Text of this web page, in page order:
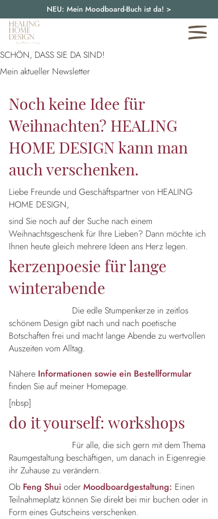
NEU: Mein Moodboard-Buch ist da! >
SCHÖN, DASS SIE DA SIND!
Mein aktueller Newsletter
Noch keine Idee für
Weihnachten? HEALING
HOME DESIGN kann man
auch verschenken.
Liebe Freunde und Geschäftspartner von HEALING
HOME DESIGN,
sind Sie noch auf der Suche nach einem
Weihnachtsgeschenk für Ihre Lieben? Dann möchte ich
Ihnen heute gleich mehrere Ideen ans Herz legen.
kerzenpoesie für lange
winterabende
Die edle Stumpenkerze in zeitlos
schönem Design gibt nach und nach poetische
Botschaften frei und macht lange Abende zu wertvollen
Auszeiten vom Alltag.
Nähere Informationen sowie ein Bestellformular
finden Sie auf meiner Homepage.
[nbsp]
do it yourself: workshops
Für alle, die sich gern mit dem Thema
Raumgestaltung beschäftigen, um danach in Eigenregie
ihr Zuhause zu verändern.
Ob Feng Shui oderMoodboardgestaltung: Einen
Teilnahmeplatz können Sie direkt bei mir buchen oder in
Form eines Gutscheins verschenken.